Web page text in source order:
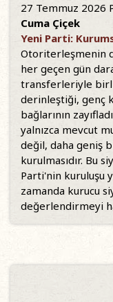
27 Temmuz 2026
Cuma Çiçek
Yeni Parti:
Otoriterleşmenin
her geçen gün
transferleriyle
derinleştiği, genç
bağlarının
yalnızca mevcut
değil, daha geniş
kurulmasıdır. Bu
Parti'nin kuruluşu
zamanda kurucu
değerlendirmeyi